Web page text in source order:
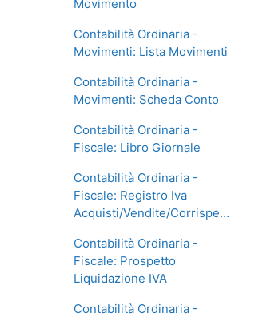
Movimento
Contabilità Ordinaria -
Movimenti: Lista Movimenti
Contabilità Ordinaria -
Movimenti: Scheda Conto
Contabilità Ordinaria -
Fiscale: Libro Giornale
Contabilità Ordinaria -
Fiscale: Registro Iva
Acquisti/Vendite/Corrispettivi
Contabilità Ordinaria -
Fiscale: Prospetto
Liquidazione IVA
Contabilità Ordinaria -